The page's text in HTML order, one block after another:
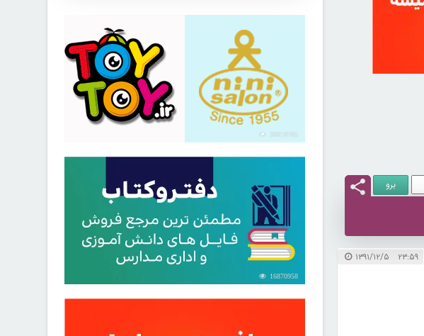
۲۳:۵۹ ۱۳۹۱/۱۲/۵
30810705
16870958